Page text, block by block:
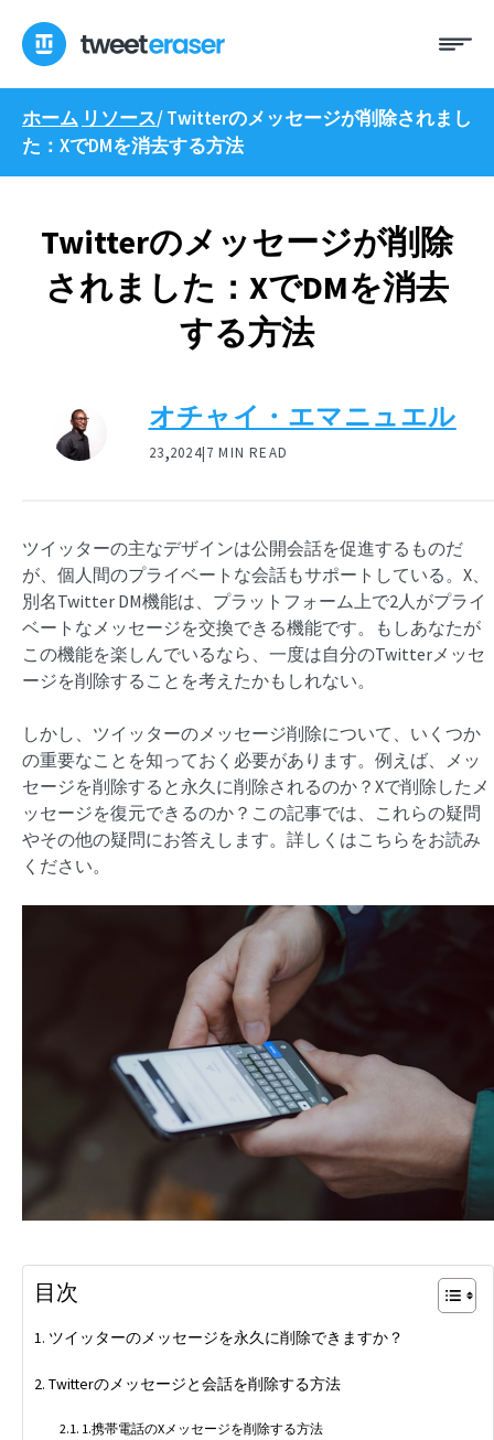
ン
ス
メ
ホーム リソース/Twitterのメッセージが削除されまし
た：XでDMを消去する方法
Twitterのメッセージが削除
されました：XでDMを消去
する方法
オチャイ・エマニュエル
23,2024|7 MIN READ
ツイッターの主なデザインは公開会話を促進するものだ
が、個人間のプライベートな会話もサポートしている。X、
別名Twitter DM機能は、プラットフォーム上で2人がプライ
ベートなメッセージを交換できる機能です。もしあなたが
この機能を楽しんでいるなら、一度は自分のTwitterメッセ
ージを削除することを考えたかもしれない。
しかし、ツイッターのメッセージ削除について、いくつか
の重要なことを知っておく必要があります。例えば、メッ
セージを削除すると永久に削除されるのか？Xで削除したメ
ッセージを復元できるのか？この記事では、これらの疑問
やその他の疑問にお答えします。詳しくはこちらをお読み
ください。
目次
ツイッターのメッセージを永久に削除できますか？
Twitterのメッセージと会話を削除する方法
1.携帯電話のXメッセージを削除する方法